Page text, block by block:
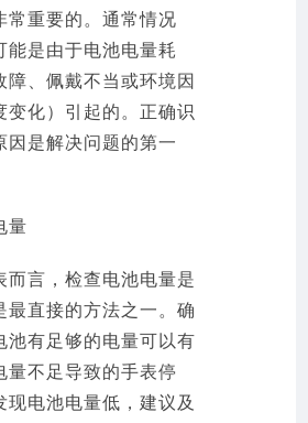
常重要的。通常情况
能是由于电池电量耗
障、佩戴不当或环境因
变化）引起的。正确识
因是解决问题的第一
量
而言，检查电池电量是
最直接的方法之一。确
池有足够的电量可以有
量不足导致的手表停
现电池电量低，建议及